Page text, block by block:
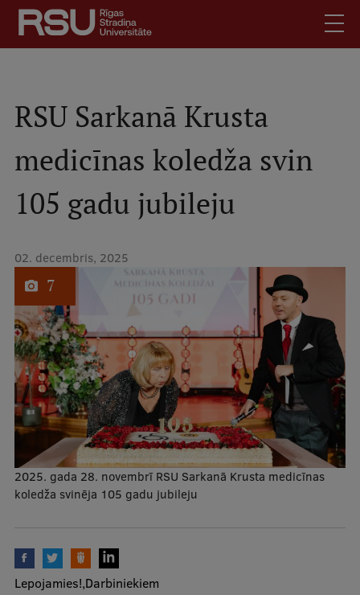
Pārlekt
galveno
saturu
Mobile
augšējā
izvēlne
Studentiem
Absolventiem
Darbiniekiem
Darba devējiem
Bibliotēka
Kontakti
Vakances
Mobile
galvenā
izvēlne
Studiju iespējas
Pamatstudiju programmas
Maģistra studiju programmas
Rezidentūra
RSU Sarkanā Krusta
medicīnas koledža svin
105 gadu jubileju
7
2025. gada 28. novembrī RSU Sarkanā Krusta medicīnas
koledža svinēja 105 gadu jubileju
02. decembris, 2025
Lepojamies! Darbiniekiem